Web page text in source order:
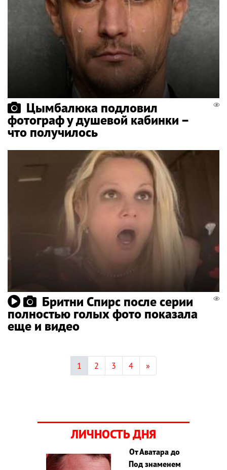
Цымбалюка подловил
фотограф у душевой кабинки –
что получилось
Бритни Спирс после серии
полностью голых фото показала
еще и видео
1 2 3 4 »
ЛИЧНОСТЬ ДНЯ
От Аватара до
Под знаменем